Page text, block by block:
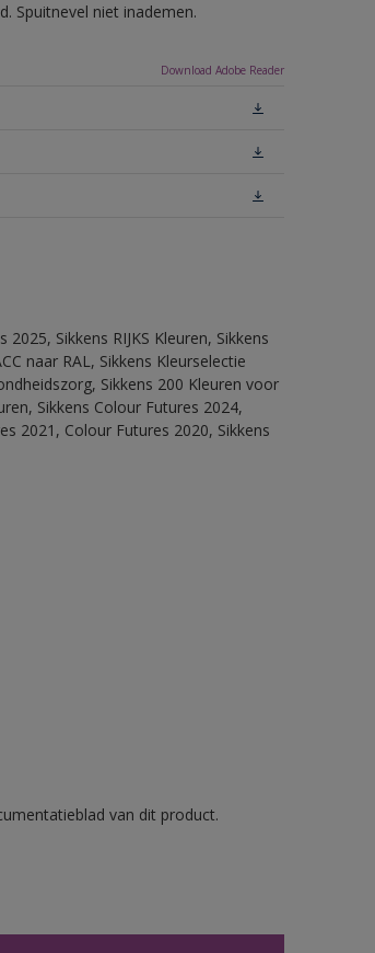
Spuitnevel niet inademen.
Download Adobe Reader
Sikkens RIJKS Kleuren, Sikkens
naar RAL, Sikkens Kleurselectie
Sikkens 200 Kleuren voor
Sikkens Colour Futures 2024,
2021, Colour Futures 2020, Sikkens
van dit product.